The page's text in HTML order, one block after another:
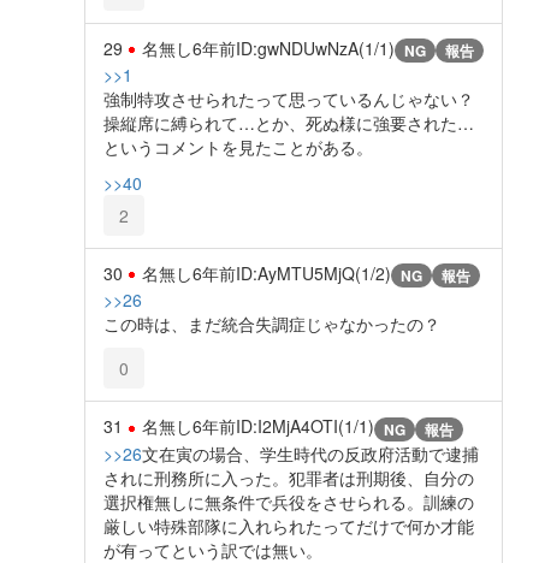
29 名無し6年前ID:gwNDUwNzA(1/1) NG 報告
>>1
強制特攻させられたって思っているんじゃない？
操縦席に縛られて…とか、死ぬ様に強要された…
というコメントを見たことがある。
>>40
2
30 名無し6年前ID:AyMTU5MjQ(1/2) NG 報告
>>26
この時は、まだ統合失調症じゃなかったの？
0
31 名無し6年前ID:I2MjA4OTI(1/1) NG 報告
>>26文在寅の場合、学生時代の反政府活動で逮捕
されに刑務所に入った。犯罪者は刑期後、自分の
選択権無しに無条件で兵役をさせられる。訓練の
厳しい特殊部隊に入れられたってだけで何か才能
が有ってという訳では無い。